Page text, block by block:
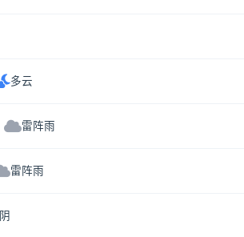
多云
雷阵雨
雷阵雨
阴